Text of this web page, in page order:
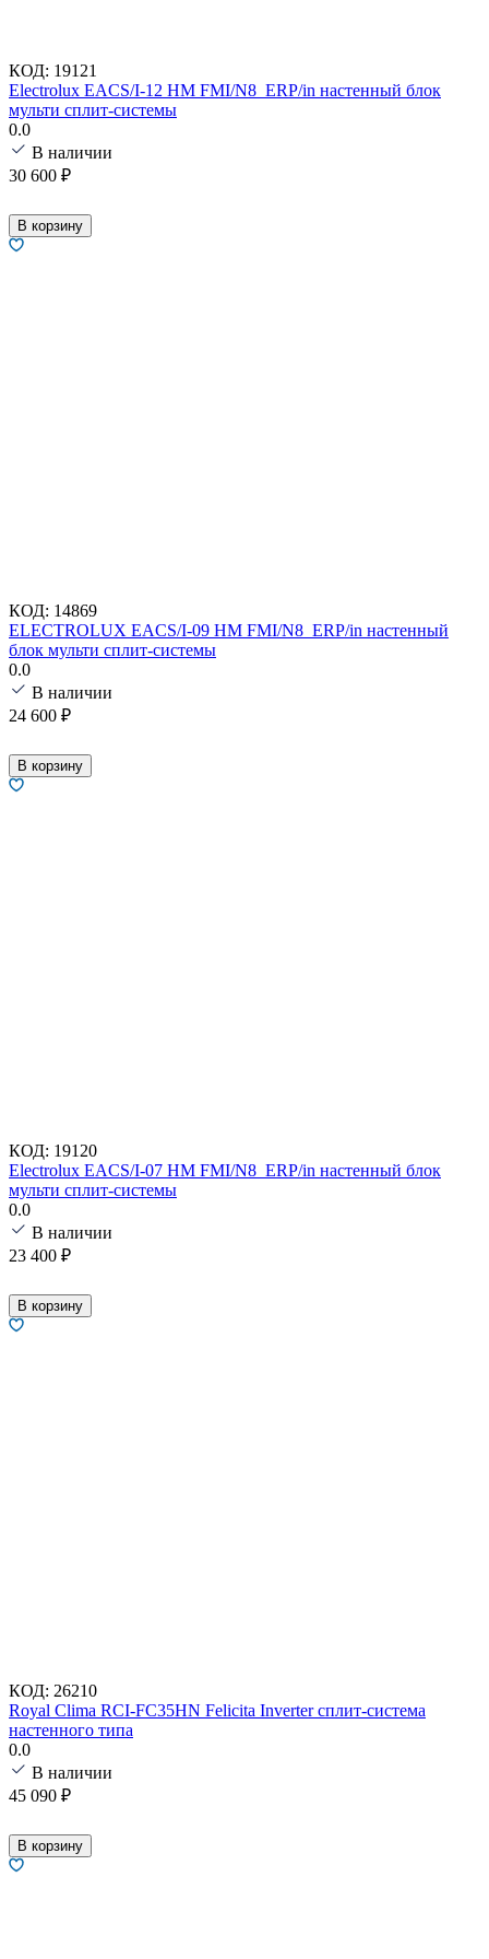
КОД: 19121
Electrolux EACS/I-12 HM FMI/N8_ERP/in настенный блок
мульти сплит-системы
0.0
В наличии
30 600 ₽
В корзину
КОД: 14869
ELECTROLUX EACS/I-09 HM FMI/N8_ERP/in настенный
блок мульти сплит-системы
0.0
В наличии
24 600 ₽
В корзину
КОД: 19120
Electrolux EACS/I-07 HM FMI/N8_ERP/in настенный блок
мульти сплит-системы
0.0
В наличии
23 400 ₽
В корзину
КОД: 26210
Royal Clima RCI-FC35HN Felicita Inverter сплит-система
настенного типа
0.0
В наличии
45 090 ₽
В корзину